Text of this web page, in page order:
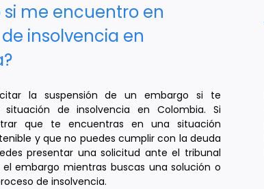
me encuentro en
insolvencia en
la suspensión de un embargo si te
de insolvencia en Colombia. Si
que te encuentras en una situación
y que no puedes cumplir con la deuda
presentar una solicitud ante el tribunal
el embargo mientras buscas una solución o
de insolvencia.